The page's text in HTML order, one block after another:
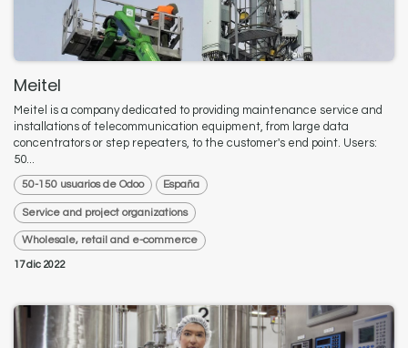
Meitel
Meitel is a company dedicated to providing maintenance service and
installations of telecommunication equipment, from large data
concentrators or step repeaters, to the customer's end point. Users:
50...
50-150 usuarios de Odoo España
Service and project organizations
Wholesale, retail and e-commerce
17 dic 2022